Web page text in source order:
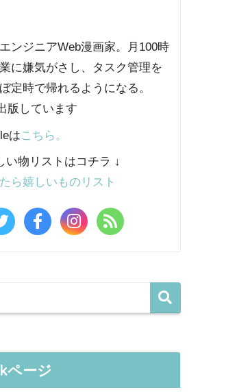
ンジニアWeb漫画家。月100時
に嫌気がさし、タスク管理を
定時で帰れるようになる。
版しています
はこちら。
い物リストはコチラ ↓
ら嬉しいものリスト
ページ